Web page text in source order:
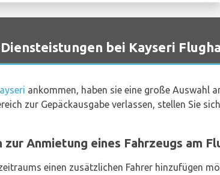
bei Kayseri
ankommen, haben sie eine große Auswahl
zur Gepäckausgabe verlassen, stellen Sie
Anmietung eines Fahrzeugs am
einen zusätzlichen Fahrer hinzufügen